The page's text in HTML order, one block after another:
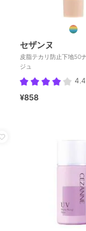
セザンヌ
皮脂テカリ防止下地50
ジュ
¥858